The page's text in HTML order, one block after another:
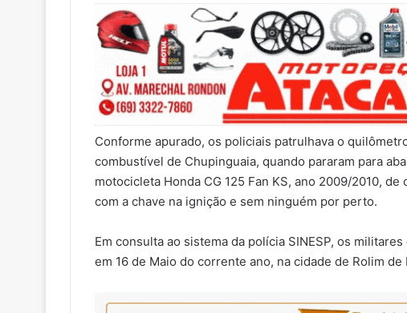
Conforme apurado, os policiais patrulhava o
combustível de Chupinguaia, quando pararam para
motocicleta Honda CG 125 Fan KS, ano 2009/2010,
com a chave na ignição e sem ninguém por perto.
Em consulta ao sistema da polícia SINESP, os
em 16 de Maio do corrente ano, na cidade de Rolim de